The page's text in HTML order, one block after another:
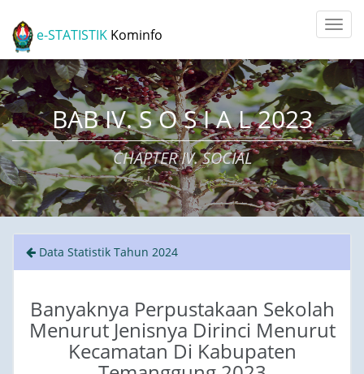
e-STATISTIK Kominfo
BAB IV. S O S I A L 2023
CHAPTER IV. SOCIAL
Data Statistik Tahun 2024
Banyaknya Perpustakaan Sekolah
Menurut Jenisnya Dirinci Menurut
Kecamatan Di Kabupaten